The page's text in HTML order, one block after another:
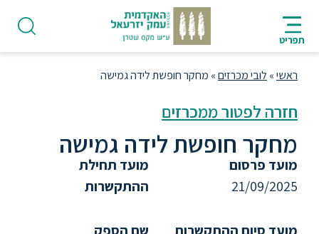
לתוכן
מרכזי
העמוד
תפריט
HE
פודקאסט
אודות
ראשי» לובי מכרזים» מחקר חופשת לידה גמישה
מחקר חופשת לידה גמישה
חזרה לפטור ממכרזים
מועד פרסום
21/09/2025
מועד תחילת
ההתקשרות
מועד סיום ההתקשרות
שם הספק